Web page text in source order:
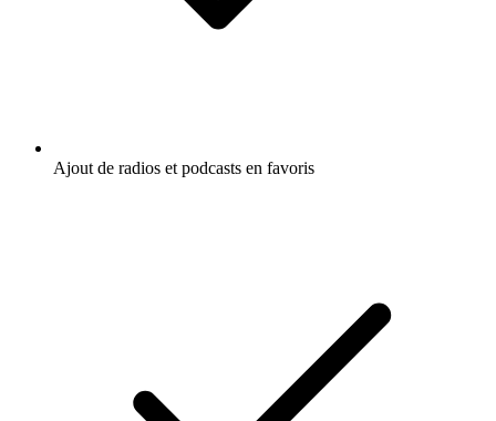
Ajout de radios et podcasts en favoris